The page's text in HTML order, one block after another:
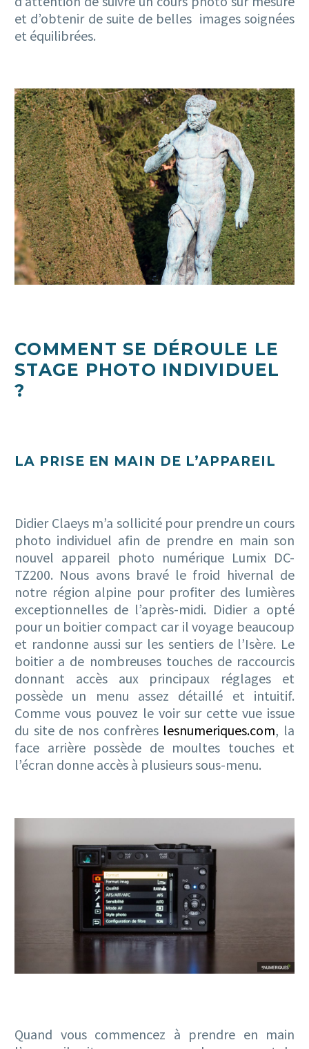
et d’obtenir de suite de belles images soignées
et équilibrées.
COMMENT SE DÉROULE LE
STAGE PHOTO INDIVIDUEL
?
LA PRISE EN MAIN DE L’APPAREIL
Didier Claeys m’a sollicité pour prendre un cours
photo individuel afin de prendre en main son
nouvel appareil photo numérique Lumix DC-
TZ200. Nous avons bravé le froid hivernal de
notre région alpine pour profiter des lumières
exceptionnelles de l’après-midi. Didier a opté
pour un boitier compact car il voyage beaucoup
et randonne aussi sur les sentiers de l’Isère. Le
boitier a de nombreuses touches de raccourcis
donnant accès aux principaux réglages et
possède un menu assez détaillé et intuitif.
Comme vous pouvez le voir sur cette vue issue
du site de nos confrères lesnumeriques.com, la
face arrière possède de moultes touches et
l’écran donne accès à plusieurs sous-menu.
Quand vous commencez à prendre en main